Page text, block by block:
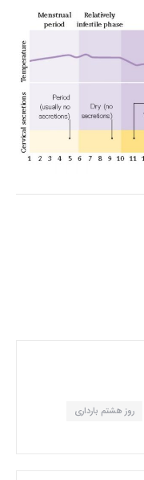
روز هشتم بارداری